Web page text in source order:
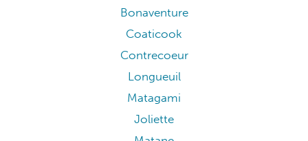
Bonaventure
Coaticook
Contrecoeur
Longueuil
Matagami
Joliette